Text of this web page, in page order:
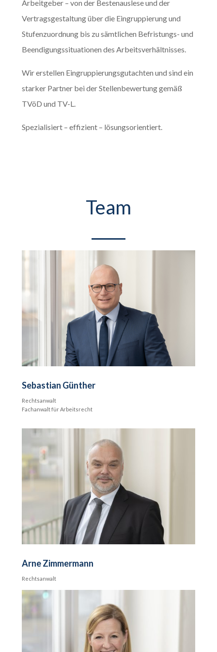
Arbeitgeber – von der Bestenauslese und der
Vertragsgestaltung über die Eingruppierung und
Stufenzuordnung bis zu sämtlichen Befristungs- und
Beendigungssituationen des Arbeitsverhältnisses.
Wir erstellen Eingruppierungsgutachten und sind ein
starker Partner bei der Stellenbewertung gemäß
TVöD und TV-L.
Spezialisiert – effizient – lösungsorientiert.
Team
Sebastian Günther
Rechtsanwalt
Fachanwalt für Arbeitsrecht
Arne Zimmermann
Rechtsanwalt